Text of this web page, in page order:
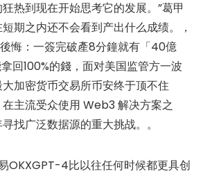
热到现在开始思考它的发展。”葛甲
期之内还不会看到产出什么成绩。，
悔：一簽完破產8分鐘就有「40億
回100%的錢，面对美国监管方一波
加密货币交易所币安终于顶不住
主流受众使用 Web3 解决方案之
找广泛数据源的重大挑战。。
OKXGPT-4比以往任何时候都更具创